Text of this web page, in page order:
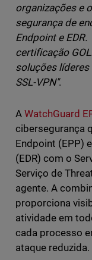
organizações e
segurança de
Endpoint e
certificação
soluções líderes
SSL-VPN".
A WatchGuard
cibersegurança
Endpoint (EPP)
(EDR) com o
Serviço de
agente. A
proporciona
atividade em
cada processo
ataque reduzida.